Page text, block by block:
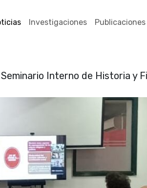
Investigaciones Publicaciones
Interno de Historia y